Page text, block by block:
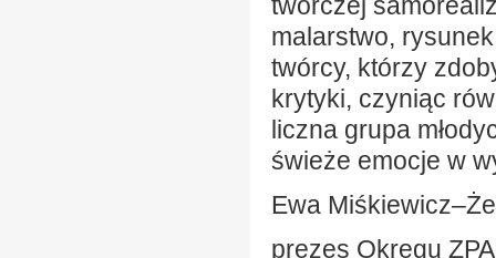
malarstwo,
twórcy, którzy
krytyki, czyniąc
liczna grupa
świeże emocje w
Ewa
prezes Okręgu